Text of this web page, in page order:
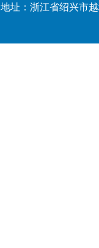
地址：浙江省绍兴市